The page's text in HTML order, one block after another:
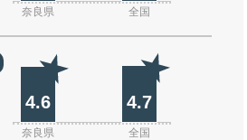
奈良県 全国
4.6 4.7
奈良県 全国